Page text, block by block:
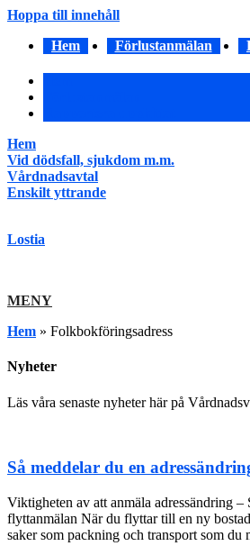
Hoppa till innehåll
Hem
Förlustanmälan
Hem
Vid dödsfall, sjukdom m.m.
Vårdnadsavtal
Enskilt yttrande
Lostia
MENY
Hem » Folkbokföringsadress
Nyheter
Läs våra senaste nyheter här på
Så meddelar du en
Viktigheten av att anmäla adressändring –
flyttanmälan När du flyttar till en ny
saker som packning och transport som du